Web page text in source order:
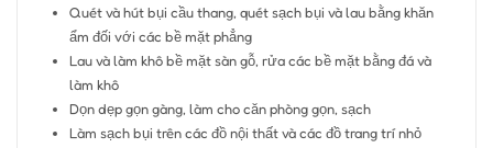
Quét và hút bụi cầu thang, quét sạch bụi và lau bằng khăn
ẩm đối với các bề mặt phẳng
Lau và làm khô bề mặt sàn gỗ, rửa các bề mặt bằng đá và
làm khô
Dọn dẹp gọn gàng, làm cho căn phòng gọn, sạch
Làm sạch bụi trên các đồ nội thất và các đồ trang trí nhỏ